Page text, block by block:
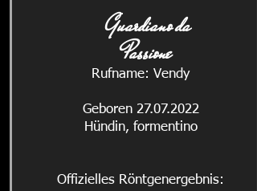
Guardiano da
Passione
Rufname: Vendy
Geboren 27.07.2022
Hündin, formentino
Offizielles Röntgenergebnis: